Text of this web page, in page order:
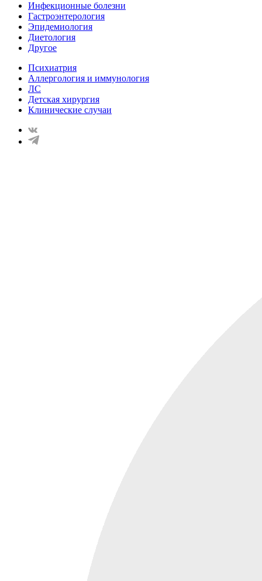
Инфекционные болезни
Гастроэнтерология
Эпидемиология
Диетология
Другое
Психиатрия
Аллергология и иммунология
ЛС
Детская хирургия
Клинические случаи